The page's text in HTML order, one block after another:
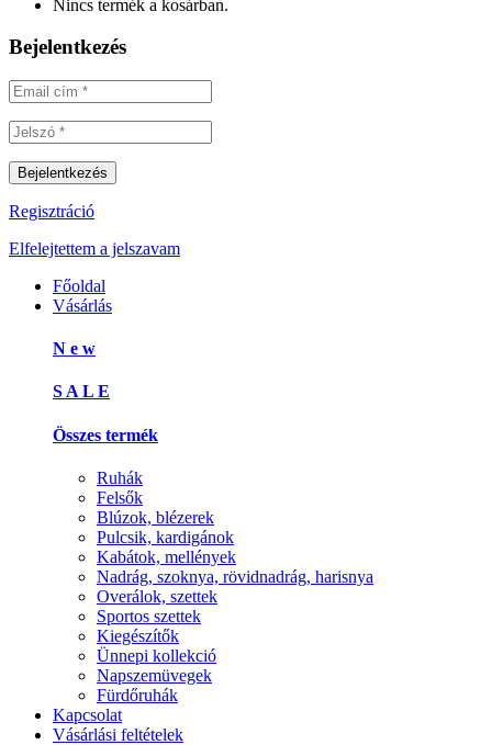
Nincs termék a kosárban.
Bejelentkezés
Regisztráció
Elfelejtettem a jelszavam
Főoldal
Vásárlás
N e w
S A L E
Összes termék
Ruhák
Felsők
Blúzok, blézerek
Pulcsik, kardigánok
Kabátok, mellények
Nadrág, szoknya, rövidnadrág, harisnya
Overálok, szettek
Sportos szettek
Kiegészítők
Ünnepi kollekció
Napszemüvegek
Fürdőruhák
Kapcsolat
Vásárlási feltételek